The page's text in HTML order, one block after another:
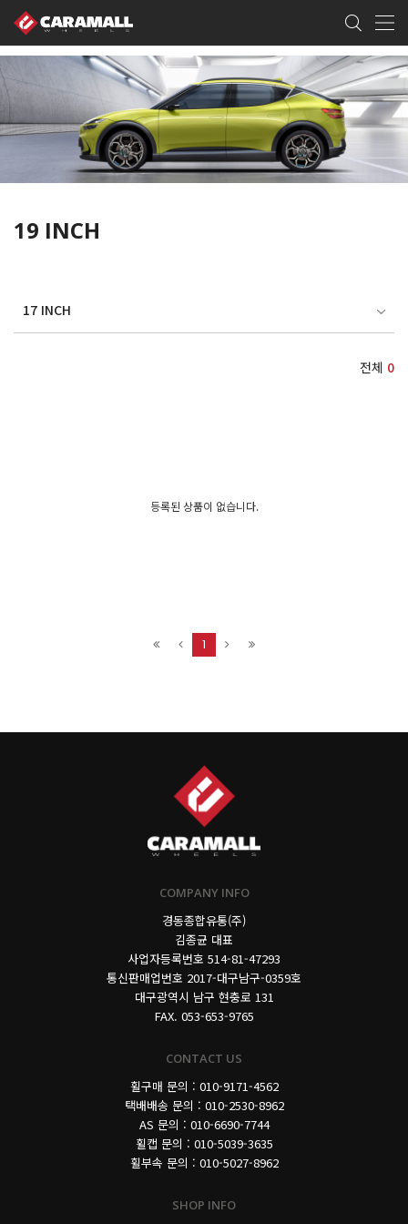
19 INCH
17 INCH
전체 0
등록된 상품이 없습니다.
1
COMPANY INFO
경동종합유통(주)
김종균 대표
사업자등록번호 514-81-47293
통신판매업번호 2017-대구남구-0359호
대구광역시 남구 현충로 131
FAX. 053-653-9765
CONTACT US
휠구매 문의 : 010-9171-4562
택배배송 문의 : 010-2530-8962
AS 문의 : 010-6690-7744
휠캡 문의 : 010-5039-3635
휠부속 문의 : 010-5027-8962
SHOP INFO